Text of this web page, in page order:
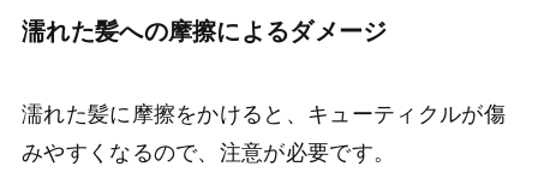
濡れた髪への摩擦によるダメージ
濡れた髪に摩擦をかけると、キューティクルが傷
みやすくなるので、注意が必要です。